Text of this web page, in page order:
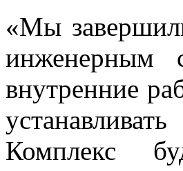
«Мы
инженерным
внутренние
Комплекс